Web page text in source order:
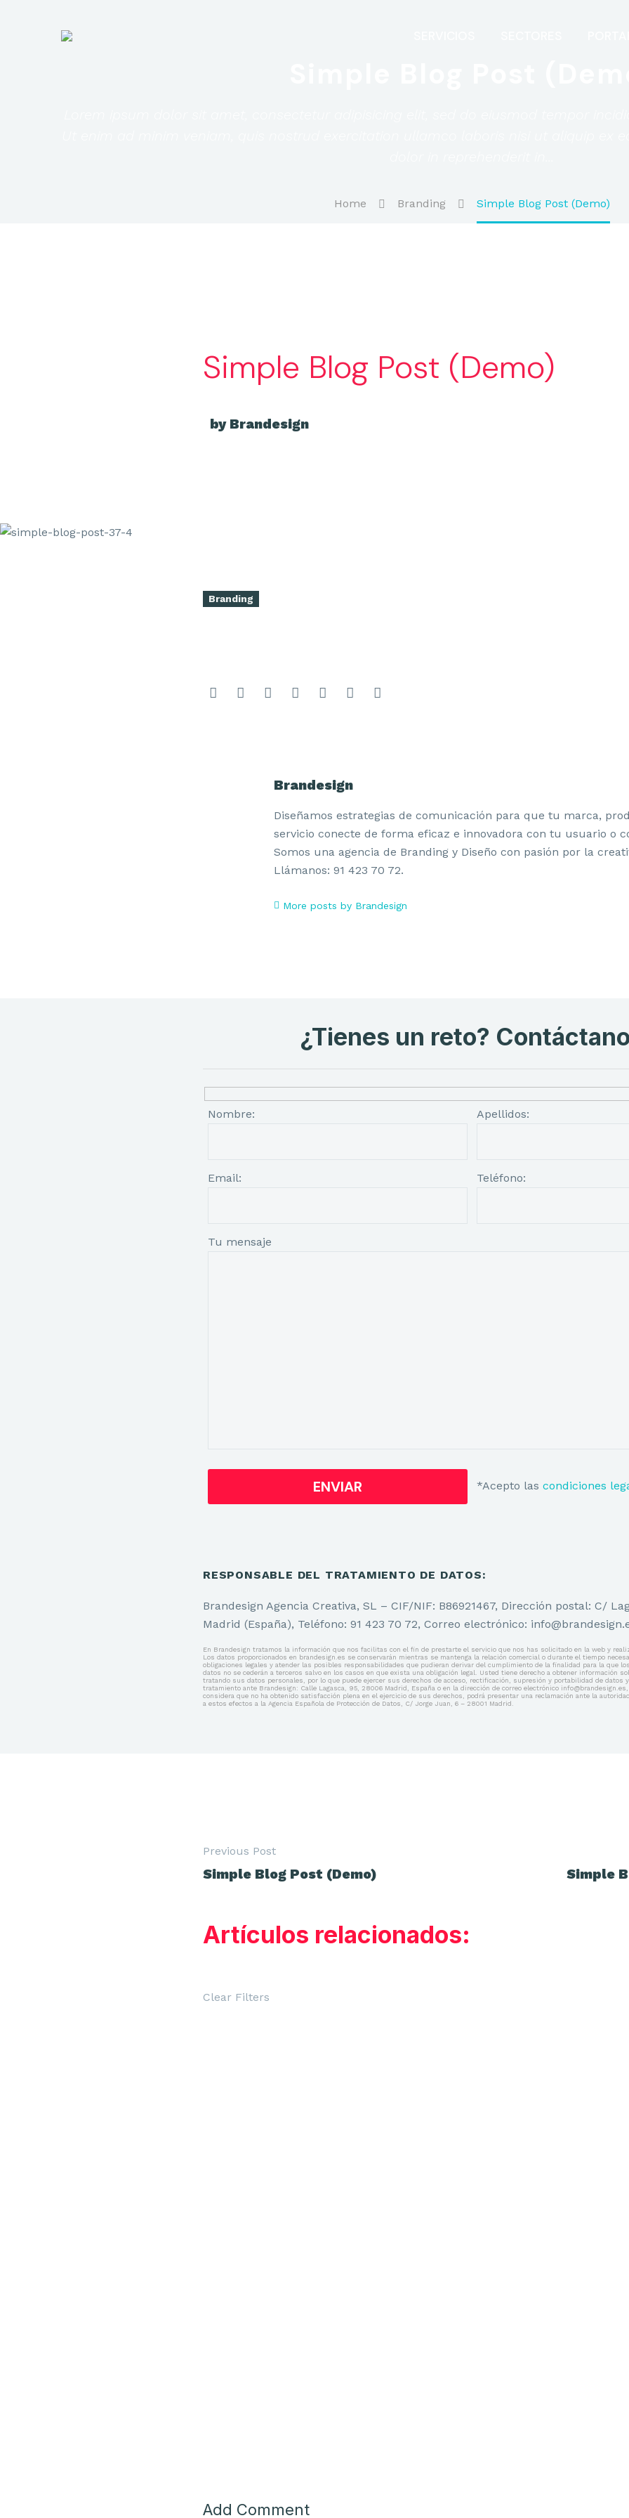
Home Branding Simple Blog Post (Demo)
Simple Blog Post (Demo)
by Brandesign
Branding
Brandesign
Diseñamos estrategias de comunicación para que tu marca,
servicio conecte de forma eficaz e innovadora con tu usuario o
Somos una agencia de Branding y Diseño con pasión por la
Llámanos: 91 423 70 72.
More posts by Brandesign
¿Tienes un reto?
Nombre: Apellidos:
Email: Teléfono:
Tu mensaje
*Acepto las condiciones
RESPONSABLE DEL TRATAMIENTO DE DATOS:
Brandesign Agencia Creativa, SL – CIF/NIF: B86921467, Dirección postal: C/
Madrid (España), Teléfono: 91 423 70 72, Correo electrónico:
En Brandesign tratamos la información que nos facilitas con el fin de prestarte el servicio que nos has solicitado en la web y
Los datos proporcionados en brandesign.es se conservarán mientras se mantenga la relación comercial o durante el tiempo
obligaciones legales y atender las posibles responsabilidades que pudieran derivar del cumplimiento de la finalidad para la que
datos no se cederán a terceros salvo en los casos en que exista una obligación legal. Usted tiene derecho a obtener información
tratando sus datos personales, por lo que puede ejercer sus derechos de acceso, rectificación, supresión y portabilidad de datos
tratamiento ante Brandesign: Calle Lagasca, 95, 28006 Madrid, España o en la dirección de correo electrónico
considera que no ha obtenido satisfacción plena en el ejercicio de sus derechos, podrá presentar una reclamación ante la
a estos efectos a la Agencia Española de Protección de Datos, C/ Jorge Juan, 6 – 28001 Madrid.
Navegación
entradas
Previous Post
Simple Blog Post (Demo) Simple
Artículos relacionados:
Clear Filters
Add Comment